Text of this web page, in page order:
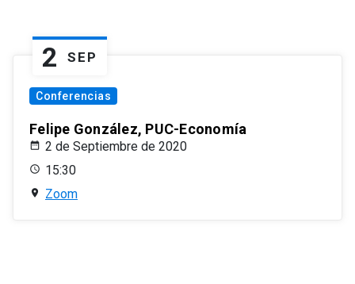
2 SEP
Conferencias
Felipe González, PUC-Economía
2 de Septiembre de 2020
15:30
Zoom